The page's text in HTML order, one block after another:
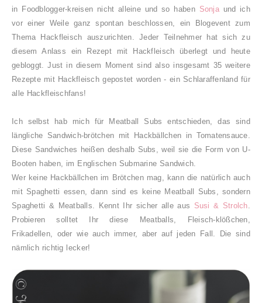
in Foodblogger-kreisen nicht alleine und so haben Sonjaund ich
vor einer Weile ganz spontan beschlossen, ein Blogevent zum
Thema Hackfleisch auszurichten. Jeder Teilnehmer hat sich zu
diesem Anlass ein Rezept mit Hackfleisch überlegt und heute
gebloggt. Just in diesem Moment sind also insgesamt 35 weitere
Rezepte mit Hackfleisch gepostet worden - ein Schlaraffenland für
alle Hackfleischfans!
Ich selbst hab mich für Meatball Subs entschieden, das sind
längliche Sandwich-brötchen mit Hackbällchen in Tomatensauce.
Diese Sandwiches heißen deshalb Subs, weil sie die Form von U-
Booten haben, im Englischen Submarine Sandwich.
Wer keine Hackbällchen im Brötchen mag, kann die natürlich auch
mit Spaghetti essen, dann sind es keine Meatball Subs, sondern
Spaghetti &
Meatballs. Kennt Ihr sicher alle aus Susi & Strolch
Probieren solltet Ihr diese Meatballs, Fleisch-klößchen,
Frikadellen, oder wie auch immer, aber auf jeden Fall. Die sind
nämlich richtig lecker!